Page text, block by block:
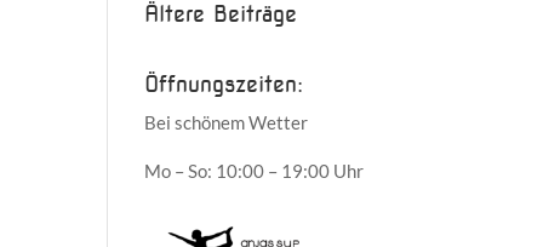
Ältere Beiträge
Öffnungszeiten:
Bei schönem Wetter
Mo – So: 10:00 – 19:00 Uhr